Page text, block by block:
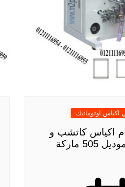
اكياس اوتوماتيك
اكياس كاتشب و
مايونيز و خردل موديل 505 ماركة